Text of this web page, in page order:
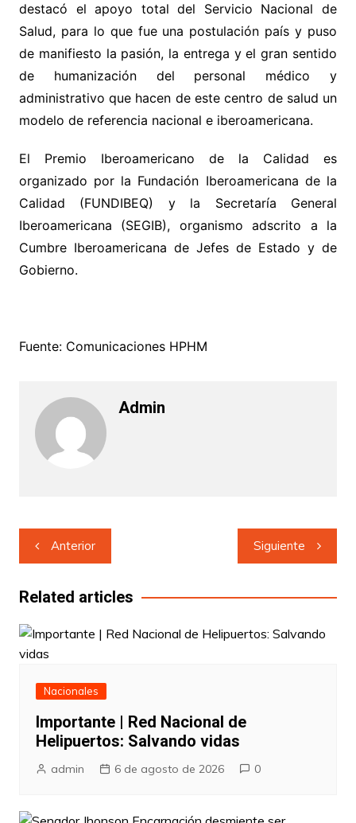
destacó el apoyo total del Servicio Nacional de
Salud, para lo que fue una postulación país y puso
de manifiesto la pasión, la entrega y el gran sentido
de humanización del personal médico y
administrativo que hacen de este centro de salud un
modelo de referencia nacional e iberoamericana.
El Premio Iberoamericano de la Calidad es
organizado por la Fundación Iberoamericana de la
Calidad (FUNDIBEQ) y la Secretaría General
Iberoamericana (SEGIB), organismo adscrito a la
Cumbre Iberoamericana de Jefes de Estado y de
Gobierno.
Fuente: Comunicaciones HPHM
Admin
Navegación
de
entradas
Anterior Siguiente
Related articles
Nacionales
Importante | Red Nacional de
Helipuertos: Salvando vidas
admin 6 de agosto de 2026 0